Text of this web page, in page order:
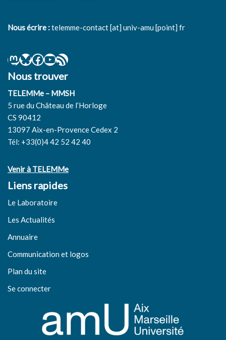
Nous écrire :telemme-contact [at] univ-amu [point] fr
Nous trouver
TELEMMe – MMSH
5 rue du Château de l’Horloge
CS 90412
13097 Aix-en-Provence Cedex 2
Tél: +33(0)4 42 52 42 40
Venir à TELEMMe
Liens rapides
Le Laboratoire
Les Actualités
Annuaire
Communication et logos
Plan du site
Se connecter